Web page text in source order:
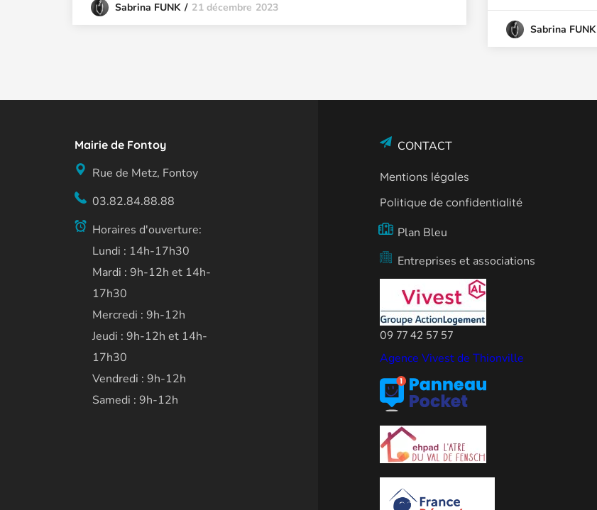
Sabrina FUNK 21 décembre 2023
Sabrina FUNK
Mairie de Fontoy
Rue de Metz, Fontoy
03.82.84.88.88
Horaires d'ouverture:
Lundi : 14h-17h30
Mardi : 9h-12h et 14h-
17h30
Mercredi : 9h-12h
Jeudi : 9h-12h et 14h-
17h30
Vendredi : 9h-12h
Samedi : 9h-12h
CONTACT
Mentions légales
Politique de confidentialité
Plan Bleu
Entreprises et associations
09 77 42 57 57
Agence Vivest de Thionville